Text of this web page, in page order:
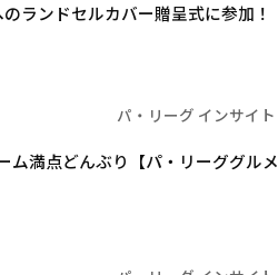
ランドセルカバー贈呈式に参加！
パ・リーグ インサイト
満点どんぶり【パ・リーググルメ